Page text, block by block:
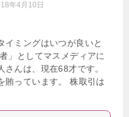
年4月10日
イミングはいつが良いと
」としてマスメディアに
んは、現在68才です。
賄っています。 株取引は